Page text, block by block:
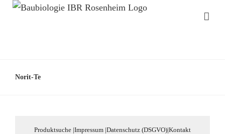
Norit-Te
Produktsuche |Impressum |Datenschutz (DSGVO)|Kontakt